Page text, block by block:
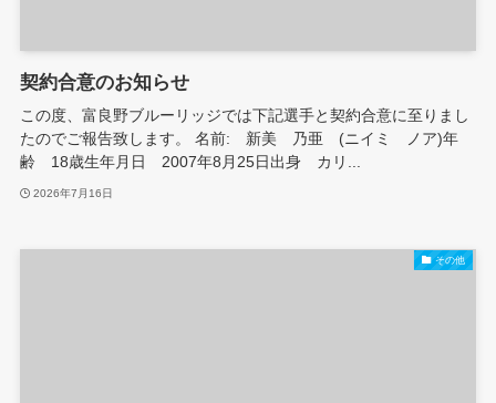
契約合意のお知らせ
この度、富良野ブルーリッジでは下記選手と契約合意に至りまし
たのでご報告致します。 名前: 新美 乃亜 (ニイミ ノア)年
齢 18歳生年月日 2007年8月25日出身 カリ...
2026年7月16日
その他